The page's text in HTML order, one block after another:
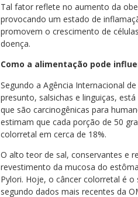
Tal fator reflete no aumento da
provocando um estado de
promovem o crescimento de
doença.
Como a alimentação pode
Segundo a Agência Internacional
presunto, salsichas e linguiças,
que são carcinogênicas para
estimam que cada porção de 50
colorretal em cerca de 18%.
O alto teor de sal, conservantes e
revestimento da mucosa do
Pylori. Hoje, o câncer colorretal é
segundo dados mais recentes da